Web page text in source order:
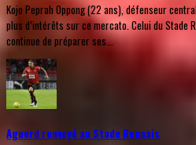
Kojo Peprah Oppong (22 ans), défenseur
plus d’intérêts sur ce mercato. Celui du Stade
continue de préparer ses...
Aguerd renvoyé au Stade Rennais